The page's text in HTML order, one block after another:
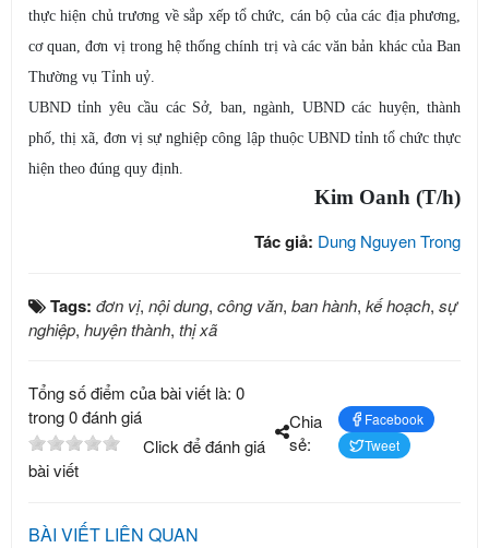
thực hiện chủ trương về sắp xếp tổ chức, cán bộ của các địa phương,
cơ quan, đơn vị trong hệ thống chính trị và các văn bản khác của Ban
Thường vụ Tỉnh uỷ.
UBND tỉnh yêu cầu các Sở, ban, ngành, UBND các huyện, thành
phố, thị xã, đơn vị sự nghiệp công lập thuộc UBND tỉnh tổ chức thực
hiện theo đúng quy định.
Kim Oanh (T/h)
Tác giả: Dung Nguyen Trong
Tags: đơn vị, nội dung, công văn, ban hành, kế hoạch, sự
nghiệp, huyện thành, thị xã
Tổng số điểm của bài viết là: 0
trong 0 đánh giá
Click để đánh giá
bài viết
Chia
sẻ:
Facebook
Tweet
BÀI VIẾT LIÊN QUAN